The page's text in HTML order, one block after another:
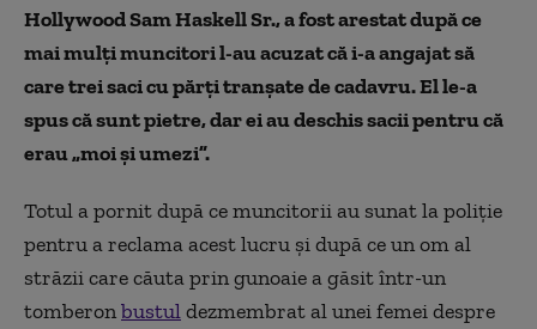
Hollywood Sam Haskell Sr., a fost arestat după ce
mai mulți muncitori l-au acuzat că i-a angajat să
care trei saci cu părți tranșate de cadavru. El le-a
spus că sunt pietre, dar ei au deschis sacii pentru că
erau „moi și umezi”.
Totul a pornit după ce muncitorii au sunat la poliție
pentru a reclama acest lucru și după ce un om al
străzii care căuta prin gunoaie a găsit într-un
tomberonbustuldezmembrat al unei femei despre